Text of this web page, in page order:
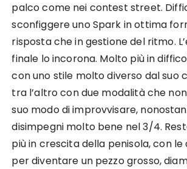
palco come nei contest street.
sconfiggere uno Spark in ottima
risposta che in gestione del ritmo.
finale lo incorona. Molto più in
con uno stile molto diverso dal suo
tra l’altro con due modalità che
suo modo di improvvisare,
disimpegni molto bene nel 3/4.
più in crescita della penisola, con le
per diventare un pezzo grosso,